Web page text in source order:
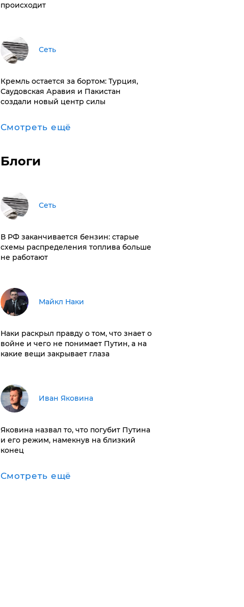
происходит
Сеть
​Кремль остается за бортом: Турция,
Саудовская Аравия и Пакистан
создали новый центр силы
Смотреть ещё
Блоги
Сеть
​В РФ заканчивается бензин: старые
схемы распределения топлива больше
не работают
Майкл Наки
Наки раскрыл правду о том, что знает о
войне и чего не понимает Путин, а на
какие вещи закрывает глаза
Иван Яковина
Яковина назвал то, что погубит Путина
и его режим, намекнув на близкий
конец
Смотреть ещё